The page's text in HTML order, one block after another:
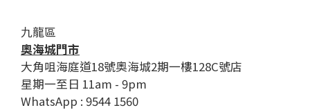
九龍區
奧海城門市
大角咀海庭道18號奧海城2期一樓128C號店
星期一至日 11am - 9pm
WhatsApp : 9544 1560